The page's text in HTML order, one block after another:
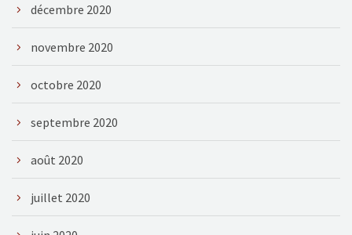
décembre 2020
novembre 2020
octobre 2020
septembre 2020
août 2020
juillet 2020